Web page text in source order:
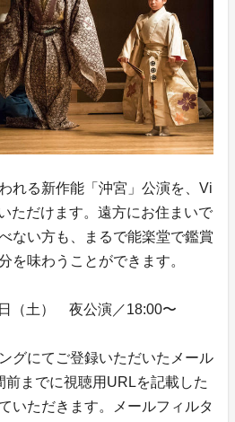
れる新作能「沖宮」公演を、Vi
ただけます。遠方にお住まいで
ない方も、まるで能楽堂で鑑賞
を味わうことができます。
（土） 夜公演／18:00〜
グにてご登録いただいたメール
前までに視聴用URLを記載した
いただきます。メールフィルタ